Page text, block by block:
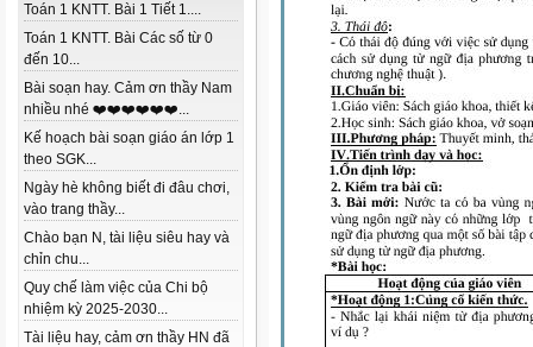
Toán 1 KNTT. Bài 1 Tiết 1....
Toán 1 KNTT. Bài Các số từ 0
đến 10...
Bài soạn hay. Cảm ơn thầy Nam
nhiều nhé ❤️❤️❤️❤️❤️❤️...
Kế hoạch bài soạn giáo án lớp 1
theo SGK...
Ngày hè không biết đi đâu chơi,
vào trang thầy...
Chào bạn N, tài liệu siêu hay và
chỉn chu...
Quy chế làm việc của Chi bộ
nhiệm kỳ 2025-2030...
Tài liệu hay, cảm ơn thầy HN đã